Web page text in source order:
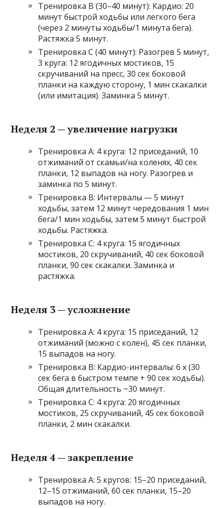
Тренировка B (30–40 минут): Кардио: 20
минут быстрой ходьбы или легкого бега
(через 2 минуты ходьбы/1 минута бега).
Растяжка 5 минут.
Тренировка C (40 минут): Разогрев 5 минут,
3 круга: 12 ягодичных мостиков, 15
скручиваний на пресс, 30 сек боковой
планки на каждую сторону, 1 мин скакалки
(или имитация). Заминка 5 минут.
Неделя 2 — увеличение нагрузки
Тренировка A: 4 круга: 12 приседаний, 10
отжиманий от скамьи/на коленях, 40 сек
планки, 12 выпадов на ногу. Разогрев и
заминка по 5 минут.
Тренировка B: Интервалы — 5 минут
ходьбы, затем 12 минут чередования 1 мин
бега/1 мин ходьбы, затем 5 минут быстрой
ходьбы. Растяжка.
Тренировка C: 4 круга: 15 ягодичных
мостиков, 20 скручиваний, 40 сек боковой
планки, 90 сек скакалки. Заминка и
растяжка.
Неделя 3 — усложнение
Тренировка A: 4 круга: 15 приседаний, 12
отжиманий (можно с колен), 45 сек планки,
15 выпадов на ногу.
Тренировка B: Кардио-интервалы: 6 x (30
сек бега в быстром темпе + 90 сек ходьбы).
Общая длительность ~30 минут.
Тренировка C: 4 круга: 20 ягодичных
мостиков, 25 скручиваний, 45 сек боковой
планки, 2 мин скакалки.
Неделя 4 — закрепление
Тренировка A: 5 кругов: 15–20 приседаний,
12–15 отжиманий, 60 сек планки, 15–20
выпадов на ногу.